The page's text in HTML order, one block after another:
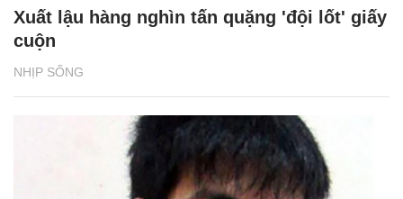
NHỊP SỐNG
Xuất lậu hàng nghìn tấn quặng 'đội lốt' giấy
cuộn